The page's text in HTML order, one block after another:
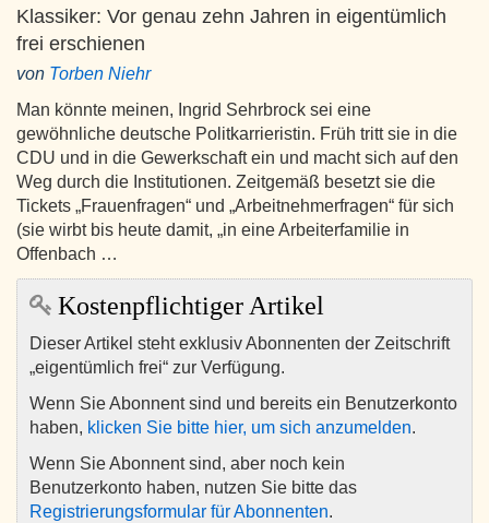
Klassiker: Vor genau zehn Jahren in eigentümlich
frei erschienen
von Torben Niehr
Man könnte meinen, Ingrid Sehrbrock sei eine
gewöhnliche deutsche Politkarrieristin. Früh tritt sie in die
CDU und in die Gewerkschaft ein und macht sich auf den
Weg durch die Institutionen. Zeitgemäß besetzt sie die
Tickets „Frauenfragen“ und „Arbeitnehmerfragen“ für sich
(sie wirbt bis heute damit, „in eine Arbeiterfamilie in
Offenbach …
Kostenpflichtiger Artikel
Dieser Artikel steht exklusiv Abonnenten der Zeitschrift
„eigentümlich frei“ zur Verfügung.
Wenn Sie Abonnent sind und bereits ein Benutzerkonto
haben, klicken Sie bitte hier, um sich anzumelden.
Wenn Sie Abonnent sind, aber noch kein
Benutzerkonto haben, nutzen Sie bitte das
Registrierungsformular für Abonnenten.